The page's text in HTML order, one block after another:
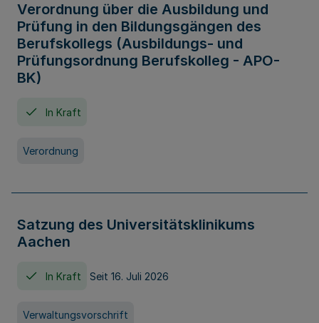
Verordnung über die Ausbildung und
Prüfung in den Bildungsgängen des
Berufskollegs (Ausbildungs- und
Prüfungsordnung Berufskolleg - APO-
BK)
In Kraft
Verordnung
Satzung des Universitätsklinikums
Aachen
In Kraft Seit 16. Juli 2026
Verwaltungsvorschrift